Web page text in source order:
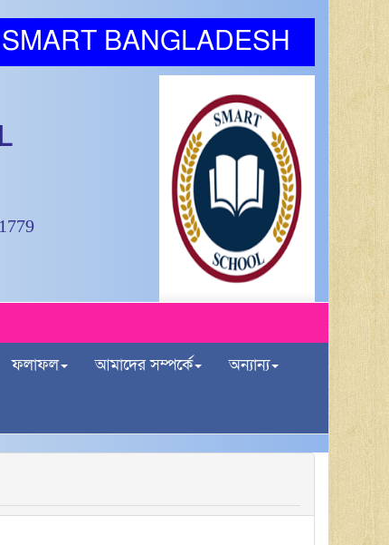
SMART BANGLADESH
ফলাফল আমাদের সম্পর্কে অন্যান্য